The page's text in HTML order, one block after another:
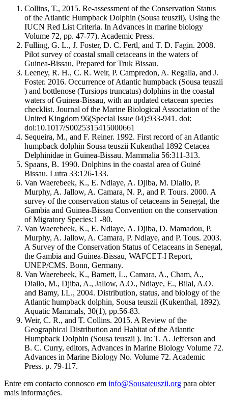
Collins, T., 2015. Re-assessment of the Conservation Status
of the Atlantic Humpback Dolphin (Sousa teuszii), Using the
IUCN Red List Criteria. In Advances in marine biology
Volume 72, pp. 47-77). Academic Press.
Fulling, G. L., J. Foster, D. C. Fertl, and T. D. Fagin. 2008.
Pilot survey of coastal small cetaceans in the waters of
Guinea-Bissau, Prepared for Truk Bissau.
Leeney, R. H., C. R. Weir, P. Campredon, A. Regalla, and J.
Foster. 2016. Occurrence of Atlantic humpback (Sousa teuszii
) and bottlenose (Tursiops truncatus) dolphins in the coastal
waters of Guinea-Bissau, with an updated cetacean species
checklist. Journal of the Marine Biological Association of the
United Kingdom 96(Special Issue 04):933-941. doi:
doi:10.1017/S0025315415000661
Sequeira, M., and F. Reiner. 1992. First record of an Atlantic
humpback dolphin Sousa teuszii Kukenthal 1892 Cetacea
Delphinidae in Guinea-Bissau. Mammalia 56:311-313.
Spaans, B. 1990. Dolphins in the coastal area of Guiné
Bissau. Lutra 33:126-133.
Van Waerebeek, K., E. Ndiaye, A. Djiba, M. Diallo, P.
Murphy, A. Jallow, A. Camara, N. P., and P. Tours. 2000. A
survey of the conservation status of cetaceans in Senegal, the
Gambia and Guinea-Bissau Convention on the conservation
of Migratory Species:1 -80.
Van Waerebeek, K., E. Ndiaye, A. Djiba, D. Mamadou, P.
Murphy, A. Jallow, A. Camara, P. Ndiaye, and P. Tous. 2003.
A Survey of the Conservation Status of Cetaceans in Senegal,
the Gambia and Guinea-Bissau, WAFCET-I Report,
UNEP/CMS. Bonn, Germany.
Van Waerebeek, K., Barnett, L., Camara, A., Cham, A.,
Diallo, M., Djiba, A., Jallow, A.O., Ndiaye, E., Bilal, A.O.
and Bamy, I.L., 2004. Distribution, status, and biology of the
Atlantic humpback dolphin, Sousa teuszii (Kukenthal, 1892).
Aquatic Mammals, 30(1), pp.56-83.
Weir, C. R., and T. Collins. 2015. A Review of the
Geographical Distribution and Habitat of the Atlantic
Humpback Dolphin (Sousa teuszii ). In: T. A. Jefferson and
B. C. Curry, editors, Advances in Marine Biology Volume 72.
Advances in Marine Biology No. Volume 72. Academic
Press. p. 79-117.
Entre em contacto connosco em info@Sousateuszii.org para obter
mais informações.